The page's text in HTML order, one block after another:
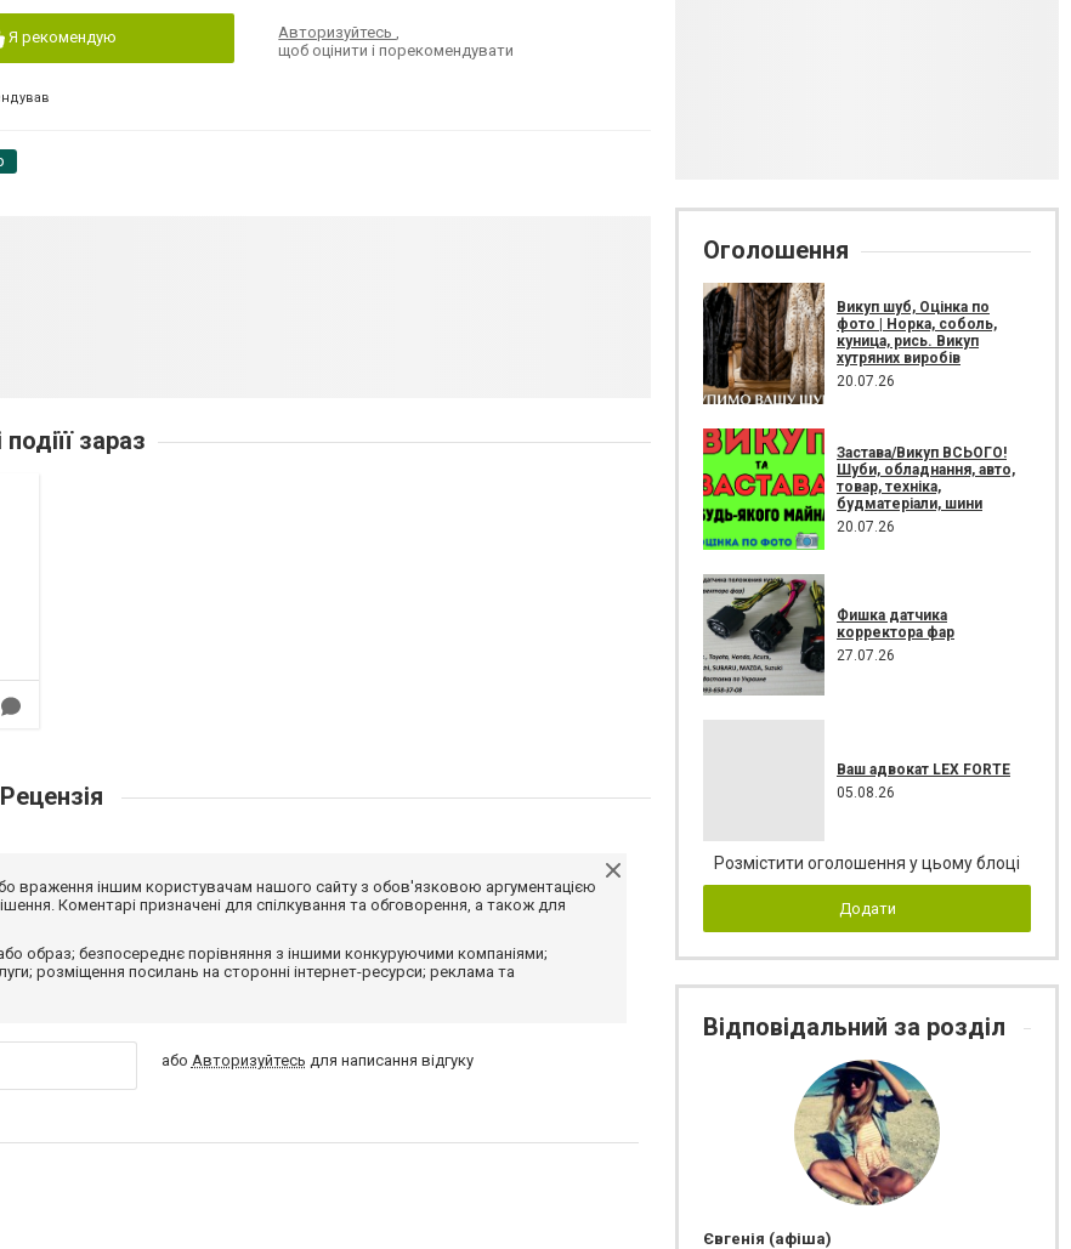
Я рекомендую Авторизуйтесь
щоб оцінити і порекомендувати
подіїї зараз
Рецензія
враження іншим користувачам нашого сайту з обов'язковою аргументацією
Коментарі призначені для спілкування та обговорення, а також для
образ; безпосереднє порівняння з іншими конкуруючими компаніями;
розміщення посилань на сторонні інтернет-ресурси; реклама та
або Авторизуйтесь для написання відгуку
Оголошення
Викуп шуб, Оцінка по
фото | Норка, соболь,
куница, рись. Викуп
хутряних виробів
20.07.26
Застава/Викуп ВСЬОГО!
Шуби, обладнання, авто,
товар, техніка,
будматеріали, шини
20.07.26
Фишка датчика
корректора фар
27.07.26
Ваш адвокат LEX FORTE
05.08.26
Розмістити оголошення у цьому блоці
Додати
Відповідальний за розділ
Євгенія (афіша)